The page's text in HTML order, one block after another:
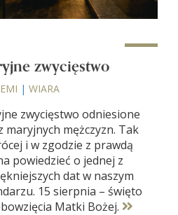
zwycięstwo
| WIARA
zwycięstwo odniesione
maryjnych mężczyzn. Tak
i w zgodzie z prawdą
powiedzieć o jednej z
dat w naszym
15 sierpnia – święto
Matki Bożej.